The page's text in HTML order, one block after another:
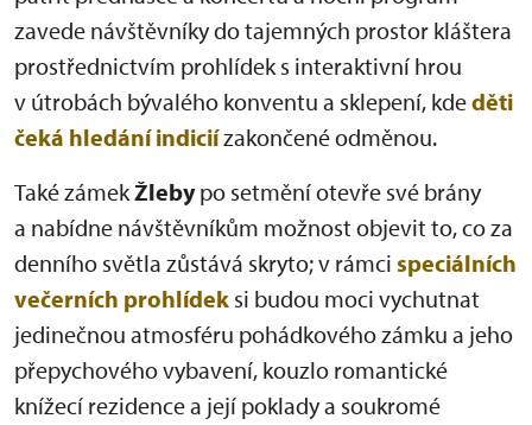
zavede návštěvníky do tajemných prostor kláštera
prostřednictvím prohlídek s interaktivní hrou
v útrobách bývalého konventu a sklepení, kdeděti
čeká hledání indiciízakončené odměnou.
Také zámekŽlebypo setmění otevře své brány
a nabídne návštěvníkům možnost objevit to, co za
denního světla zůstává skryto; v rámci speciálních
večerních prohlídek si budou moci vychutnat
jedinečnou atmosféru pohádkového zámku a jeho
přepychového vybavení, kouzlo romantické
knížecí rezidence a její poklady a soukromé